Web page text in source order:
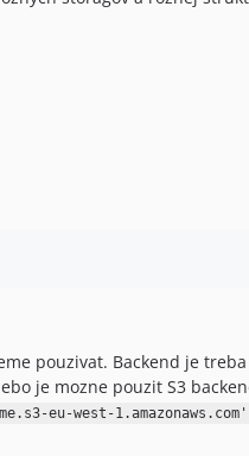
pouzivat. Backend je
je mozne pouzit S3
eu-west-